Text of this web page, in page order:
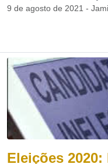
9 de agosto de 2021 -
Eleições 2020: